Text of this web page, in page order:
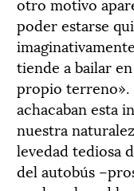
poder estarse
tiende a bailar
propio terreno».
achacaban esta
nuestra
levedad tediosa
del autobús